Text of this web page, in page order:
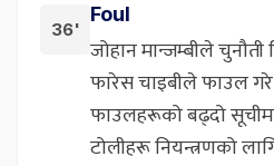
36'
Foul
जोहान मान्जम्बीले
फारेस चाइबीले फाउल
फाउलहरूको बढ्दो
टोलीहरू नियन्त्रणको